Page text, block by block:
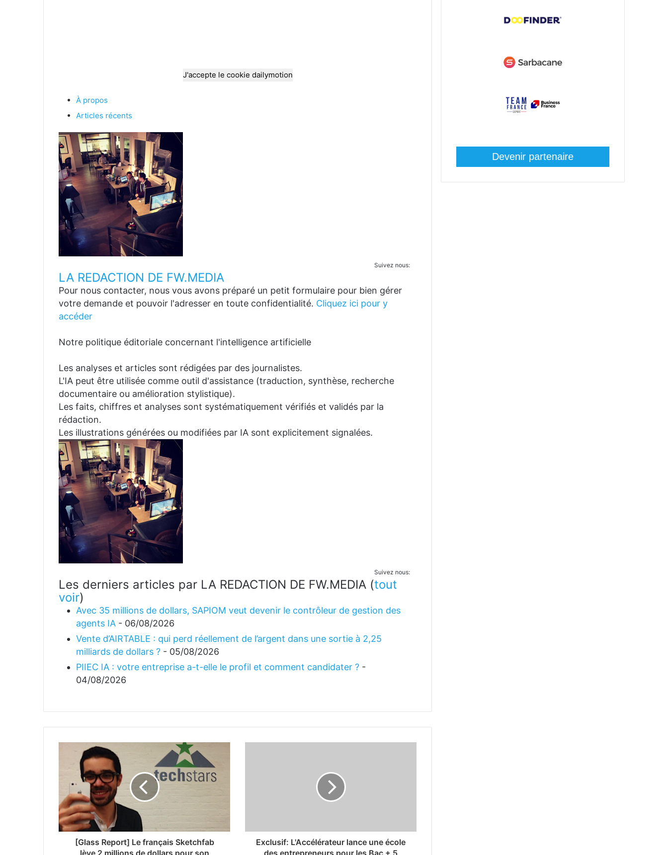
J'accepte le cookie dailymotion
À propos
Articles récents
Suivez nous:
LA REDACTION DE FW.MEDIA
Pour nous contacter, nous vous avons préparé un petit formulaire pour bien gérer
votre demande et pouvoir l'adresser en toute confidentialité. Cliquez ici pour y
accéder
Notre politique éditoriale concernant l'intelligence artificielle
Les analyses et articles sont rédigées par des journalistes.
L'IA peut être utilisée comme outil d'assistance (traduction, synthèse, recherche
documentaire ou amélioration stylistique).
Les faits, chiffres et analyses sont systématiquement vérifiés et validés par la
rédaction.
Les illustrations générées ou modifiées par IA sont explicitement signalées.
Suivez nous:
Les derniers articles par LA REDACTION DE FW.MEDIA (tout
voir)
Avec 35 millions de dollars, SAPIOM veut devenir le contrôleur de gestion des
agents IA - 06/08/2026
Vente d’AIRTABLE : qui perd réellement de l’argent dans une sortie à 2,25
milliards de dollars ? - 05/08/2026
PIIEC IA : votre entreprise a-t-elle le profil et comment candidater ? -
04/08/2026
[Glass Report] Le français Sketchfab
lève 2 millions de dollars pour son
Exclusif: L'Accélérateur lance une école
des entrepreneurs pour les Bac + 5
Devenir partenaire